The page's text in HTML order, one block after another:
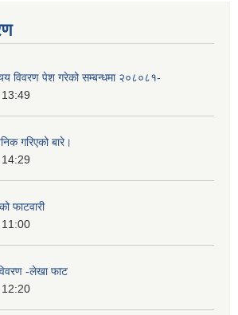
विवरण पेश गरेको सम्बन्धमा २०८०८१-
गरिएको बारे।
फाटवारी
-लेखा फाट